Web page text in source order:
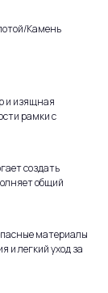
Камень
и изящная
рамки с
создать
общий
материалы
и легкий уход за